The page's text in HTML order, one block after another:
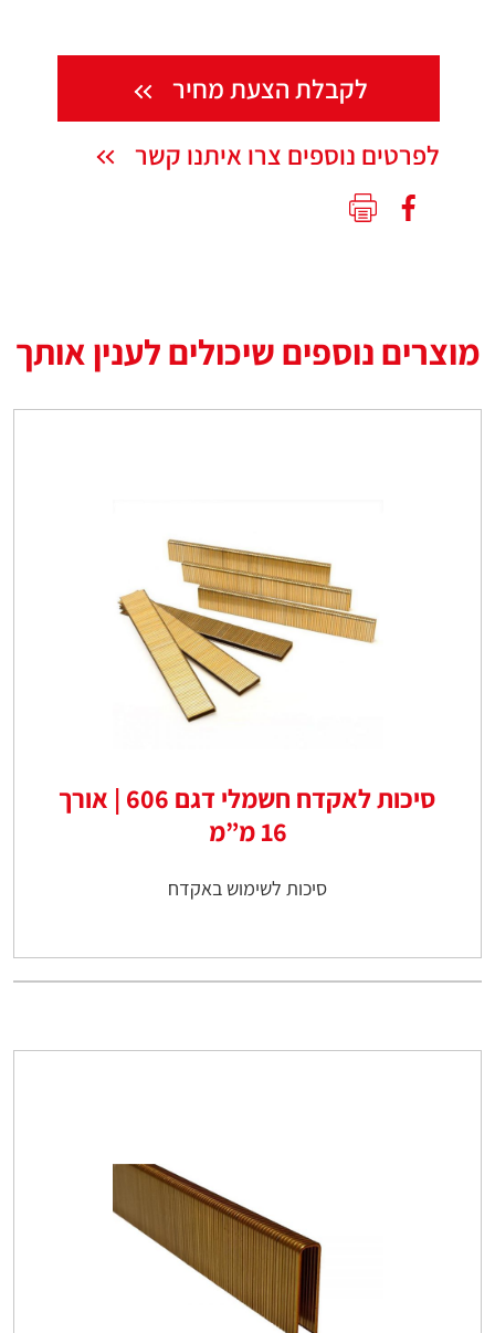
לקבלת הצעת מחיר
לפרטים נוספים צרו איתנו קשר
מוצרים נוספים שיכולים לענין אותך
סיכות לאקדח חשמלי דגם 606 | אורך
16 מ”מ
סיכות לשימוש באקדח